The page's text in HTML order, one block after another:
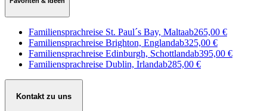
Familiensprachreise St. Paul´s Bay, Maltaab265,00 €
Familiensprachreise Brighton, Englandab325,00 €
Familiensprachreise Edinburgh, Schottlandab395,00 €
Familiensprachreise Dublin, Irlandab285,00 €
Kontakt zu uns